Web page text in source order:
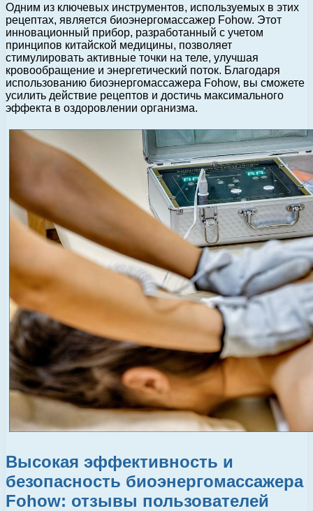
Одним из ключевых инструментов, используемых в этих
рецептах, является биоэнергомассажер Fohow. Этот
инновационный прибор, разработанный с учетом
принципов китайской медицины, позволяет
стимулировать активные точки на теле, улучшая
кровообращение и энергетический поток. Благодаря
использованию биоэнергомассажера Fohow, вы сможете
усилить действие рецептов и достичь максимального
эффекта в оздоровлении организма.
Высокая эффективность и
безопасность биоэнергомассажера
Fohow: отзывы пользователей